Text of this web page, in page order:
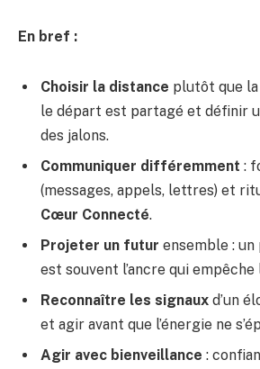
En bref :
Choisir la distance plutôt que
le départ est partagé et définir
des jalons.
Communiquer différemment :
(messages, appels, lettres) et
Cœur Connecté.
Projeter un futur ensemble :
est souvent l’ancre qui empêche
Reconnaître les signaux d’un
et agir avant que l’énergie ne
Agir avec bienveillance :